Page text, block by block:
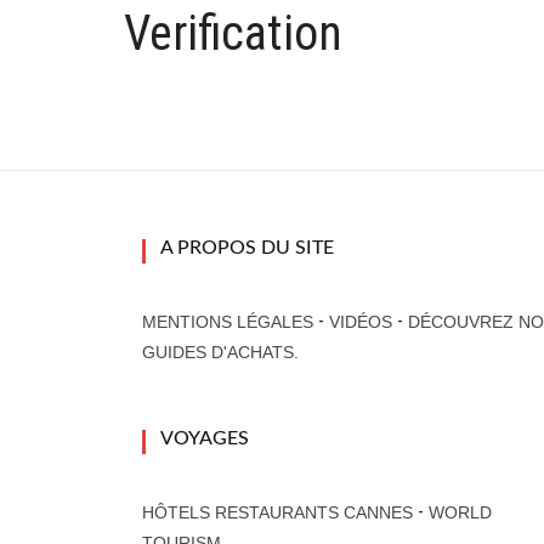
Verification
A PROPOS DU SITE
MENTIONS LÉGALES - VIDÉOS - DÉCOUVREZ
GUIDES D'ACHATS.
VOYAGES
HÔTELS RESTAURANTS CANNES - WORLD